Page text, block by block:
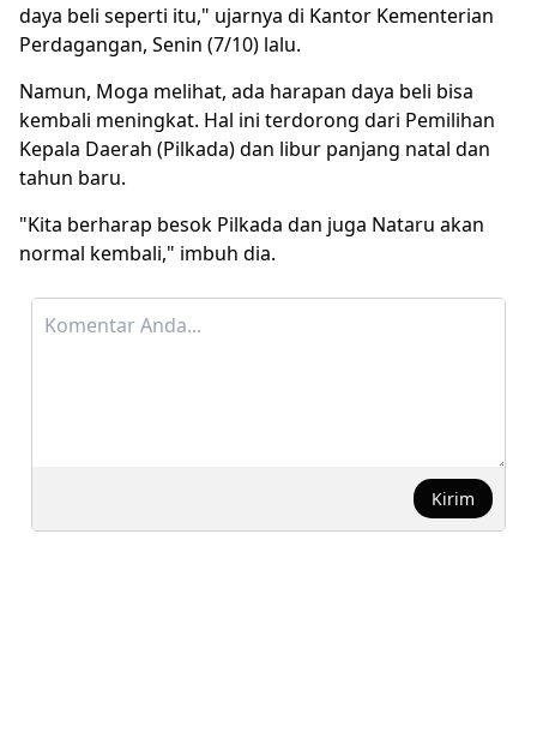
daya beli seperti itu," ujarnya di Kantor Kementerian
Perdagangan, Senin (7/10) lalu.
Namun, Moga melihat, ada harapan daya beli bisa
kembali meningkat. Hal ini terdorong dari Pemilihan
Kepala Daerah (Pilkada) dan libur panjang natal dan
tahun baru.
"Kita berharap besok Pilkada dan juga Nataru akan
normal kembali," imbuh dia.
Kirim